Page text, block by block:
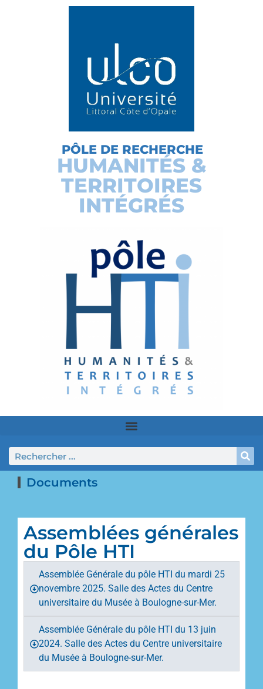
PÔLE DE RECHERCHE
HUMANITÉS &
TERRITOIRES
INTÉGRÉS
Documents
Assemblées générales
du Pôle HTI
Assemblée Générale du pôle HTI du mardi 25
novembre 2025. Salle des Actes du Centre
universitaire du Musée à Boulogne-sur-Mer.
Assemblée Générale du pôle HTI du 13 juin
2024. Salle des Actes du Centre universitaire
du Musée à Boulogne-sur-Mer.